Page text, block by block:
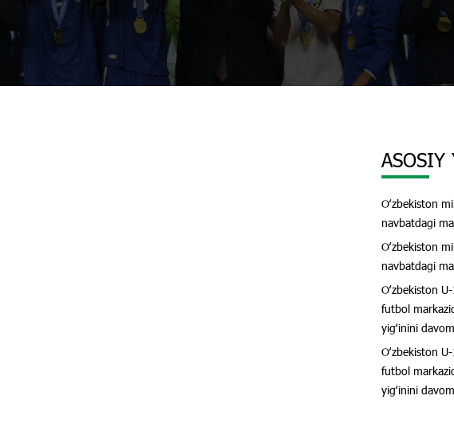
ASOSIY
Oʻzbekiston
navbatdagi
Oʻzbekiston
navbatdagi
Oʻzbekiston
futbol
yigʻinini
Oʻzbekiston
futbol
yigʻinini